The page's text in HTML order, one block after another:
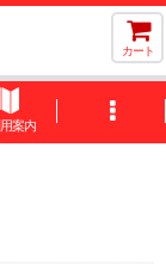
カート
案内